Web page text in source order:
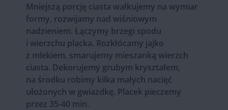
Mniejszą porcję ciasta wałkujemy na wymiar
formy, rozwijamy nad wiśniowym
nadzieniem. Łączymy brzegi spodu
i wierzchu placka. Rozkłócamy jajko
z mlekiem, smarujemy mieszanką wierzch
ciasta. Dekorujemy grubym kryształem,
na środku robimy kilka małych nacięć
ułożonych w gwiazdkę. Placek pieczemy
przez 35-40 min.